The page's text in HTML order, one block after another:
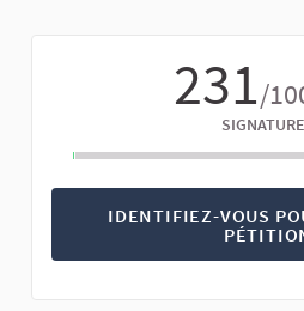
231/
IDENTIFIEZ-VOUS